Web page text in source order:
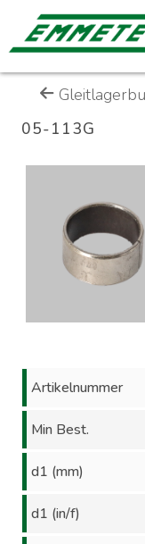
05-113G
Artikelnummer
Min Best.
d1 (mm)
d1 (in/f)